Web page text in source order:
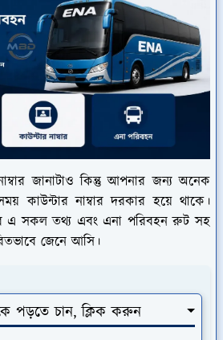
জানাটাও কিন্তু আপনার জন্য অনেক
কাউন্টার নাম্বার দরকার হয়ে থাকে।
এ সকল তথ্য এবং এনা পরিবহন রুট সহ
জেনে আসি।
পড়তে চান, ক্লিক করুন